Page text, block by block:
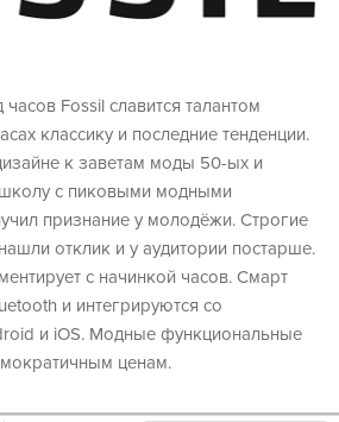
Fossil славится талантом
классику и последние тенденции.
к заветам моды 50-ых и
с пиковыми модными
признание у молодёжи. Строгие
отклик и у аудитории постарше.
с начинкой часов. Смарт
и интегрируются со
и iOS. Модные функциональные
ценам.